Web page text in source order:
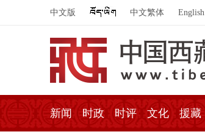
中文版 中文繁体 English
新闻 时政 时评 文化 援藏